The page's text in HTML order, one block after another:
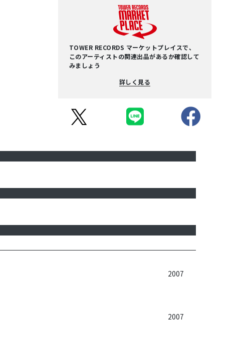
TOWER RECORDS マーケットプレイスで、
このアーティストの関連出品があるか確認して
みましょう
詳しく見る
2007
2007